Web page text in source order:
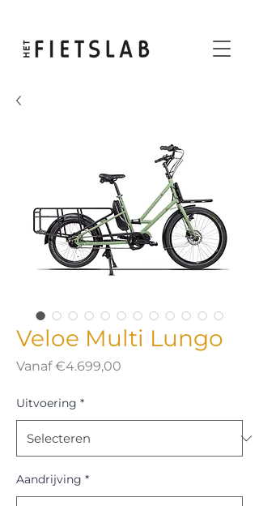
Veloe Multi Lungo
Vanaf€4.699,00
Uitvoering *
Aandrijving *